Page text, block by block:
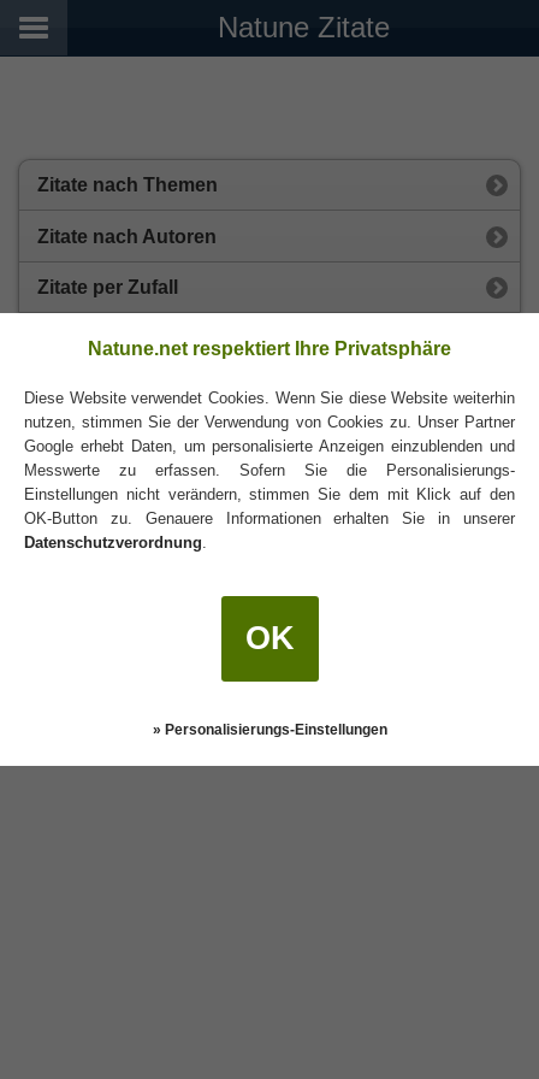
Natune Zitate
Zitate nach Themen
Zitate nach Autoren
Zitate per Zufall
Zitate Newsletter
Darstellung:Klassisch|Mobil Datenschutz
Natune.net respektiert Ihre Privatsphäre
Diese Website verwendet Cookies. Wenn Sie diese Website weiterhin
nutzen, stimmen Sie der Verwendung von Cookies zu. Unser Partner
Google erhebt Daten, um personalisierte Anzeigen einzublenden und
Messwerte zu erfassen. Sofern Sie die Personalisierungs-
Einstellungen nicht verändern, stimmen Sie dem mit Klick auf den
OK-Button zu. Genauere Informationen erhalten Sie in unserer
Datenschutzverordnung.
OK
» Personalisierungs-Einstellungen